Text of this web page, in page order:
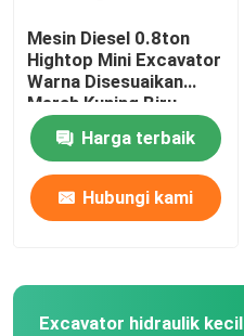
Mesin Diesel 0.8ton
Hightop Mini Excavator
Warna Disesuaikan
Merah Kuning Biru
Harga terbaik
Hubungi kami
Excavator hidraulik kecil